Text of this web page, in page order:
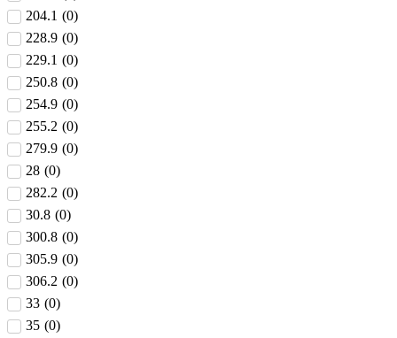
204.1 (0)
228.9 (0)
229.1 (0)
250.8 (0)
254.9 (0)
255.2 (0)
279.9 (0)
28 (0)
282.2 (0)
30.8 (0)
300.8 (0)
305.9 (0)
306.2 (0)
33 (0)
35 (0)